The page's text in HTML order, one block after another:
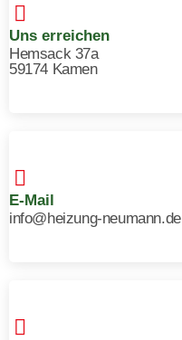
Uns erreichen
Hemsack 37a
59174 Kamen
E-Mail
info@heizung-neumann.de